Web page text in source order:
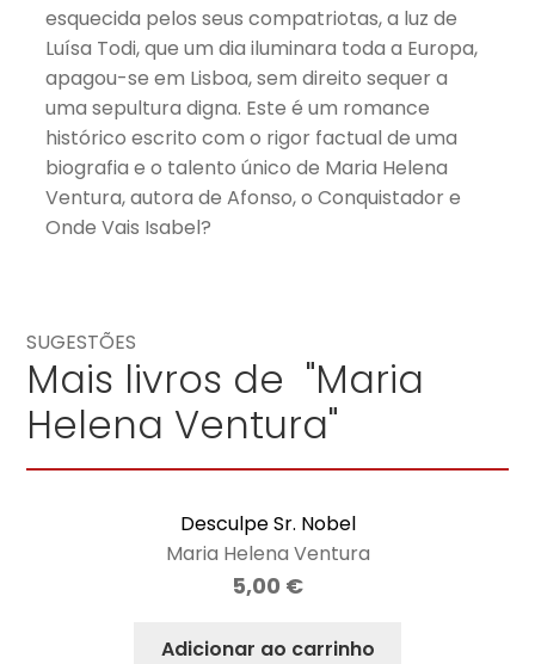
esquecida pelos seus compatriotas, a luz de
Luísa Todi, que um dia iluminara toda a Europa,
apagou-se em Lisboa, sem direito sequer a
uma sepultura digna. Este é um romance
histórico escrito com o rigor factual de uma
biografia e o talento único de Maria Helena
Ventura, autora de Afonso, o Conquistador e
Onde Vais Isabel?
SUGESTÕES
Mais livros de "Maria
Helena Ventura"
Desculpe Sr. Nobel
Maria Helena Ventura
5,00 €
Adicionar ao carrinho